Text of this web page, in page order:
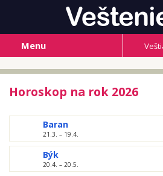
Menu
Horoskop na rok 2026
Baran
21.3. – 19.4.
Býk
20.4. – 20.5.